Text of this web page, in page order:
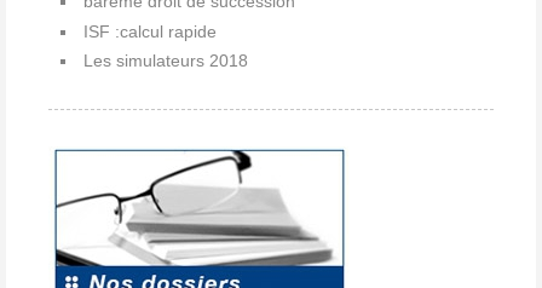
ISF :calcul rapide
Les simulateurs 2018